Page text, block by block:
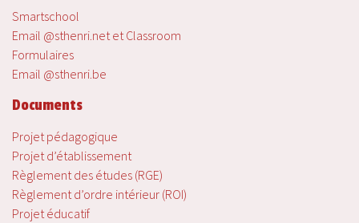
Smartschool
Email @sthenri.net et Classroom
Formulaires
Email @sthenri.be
Documents
Projet pédagogique
Projet d’établissement
Règlement des études (RGE)
Règlement d’ordre intérieur (ROI)
Projet éducatif